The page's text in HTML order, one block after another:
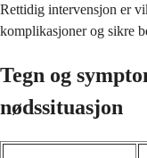
Rettidig intervensjon er
komplikasjoner og sikre
Tegn og
nødssituasjon